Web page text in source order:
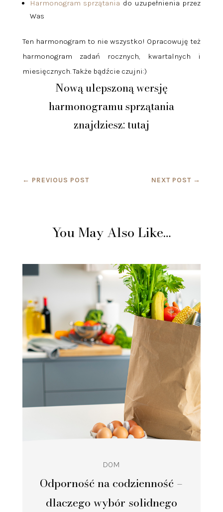
Harmonogram sprzątania do uzupełnienia przez
Was
Ten harmonogram to nie wszystko! Opracowuję też
harmonogram zadań rocznych, kwartalnych i
miesięcznych. Także bądźcie czujni:)
Nową ulepszoną wersję
harmonogramu sprzątania
znajdziesz:tutaj
← PREVIOUS POST NEXT POST →
You May Also Like…
Odporność na codzienność –
dlaczego wybór solidnego
DOM